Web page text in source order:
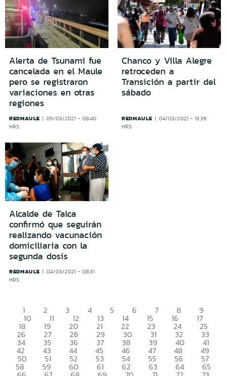
Alerta de Tsunami fue
cancelada en el Maule
pero se registraron
variaciones en otras
regiones
REDMAULE
05/03/2021 - 08:40
HRS
Chanco y Villa Alegre
retroceden a
Transición a partir del
sábado
REDMAULE
04/03/2021 - 13:38
HRS
Alcalde de Talca
confirmó que seguirán
realizando vacunación
domiciliaria con la
segunda dosis
REDMAULE
04/03/2021 - 08:31
HRS
1 2 3 4 5 6 7 8 9
10 11 12 13 14 15 16 17
18 19 20 21 22 23 24 25
26 27 28 29 30 31 32 33
34 35 36 37 38 39 40 41
42 43 44 45 46 47 48 49
50 51 52 53 54 55 56 57
58 59 60 61 62 63 64 65